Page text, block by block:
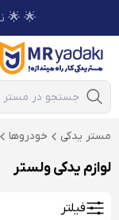
🌟 🌟
Mobile Search
مستر یدکی خودروها
لوازم یدکی ولستر
فیلتر